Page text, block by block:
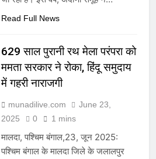
Read Full News
629 साल पुरानी रथ मेला परंपरा को
ममता सरकार ने रोका, हिंदू समुदाय
में गहरी नाराजगी
munadilive.com
June 23,
2025
0 1 mins
मालदा, पश्चिम बंगाल,23, जून 2025:
पश्चिम बंगाल के मालदा जिले के जलालपुर